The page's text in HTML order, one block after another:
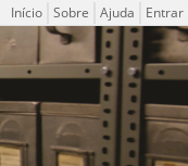
Menu do usuário
Início Sobre Ajuda Entrar